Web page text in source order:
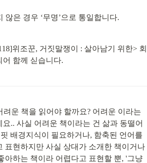
않은 경우 ‘무명’으로 통일합니다.
위조꾼, 거짓말쟁이 : 살아남기 위한> 회
어 함께 싣습니다.
려운 책을 읽어야 할까요? 어려운 이라는
.. 사실 어려운 책이라는 건 삶과 동떨어
배경지식이 필요하거나, 함축된 언어를
표현하지만 사실 상대가 소개한 책이거나
아하는 책이라 어렵다고 표현할 뿐, '그냥